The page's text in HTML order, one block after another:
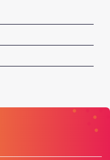
er sie heiraten oder